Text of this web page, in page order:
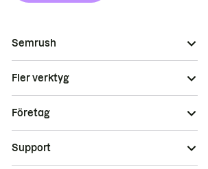
Semrush
Fler verktyg
Företag
Support